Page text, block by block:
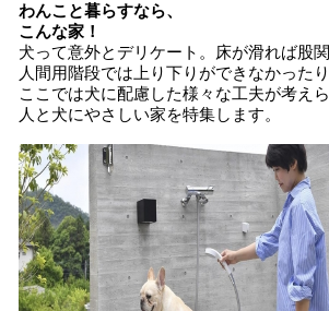
わんこと暮らすなら、
こんな家！
犬って意外とデリケート。床が滑れば股
人間用階段では上り下りができなかったり
ここでは犬に配慮した様々な工夫が考え
人と犬にやさしい家を特集します。